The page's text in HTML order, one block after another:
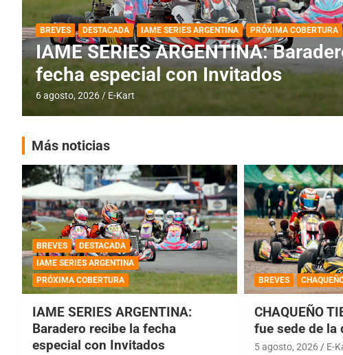
DESTACADA IAME SERIES ARGENTINA
IAME SERIES ARGENTINA:
fecha con Invitados
4 agosto, 2026 E-Kart
Más noticias
BREVES
DESTACADA
IAME SERIES ARGENTINA
PRÓXIMA COBERTURA
IAME SERIES ARGENTINA:
Baradero recibe la fecha
especial con Invitados
BREVES
CHAQUEÑO
fue sede de la
5 agosto, 2026 E-